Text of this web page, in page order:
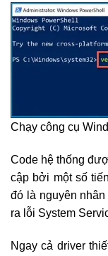
Chạy công cụ
Code hệ thống
cập bởi một số
đó là nguyên
ra lỗi System
Ngay cả driver